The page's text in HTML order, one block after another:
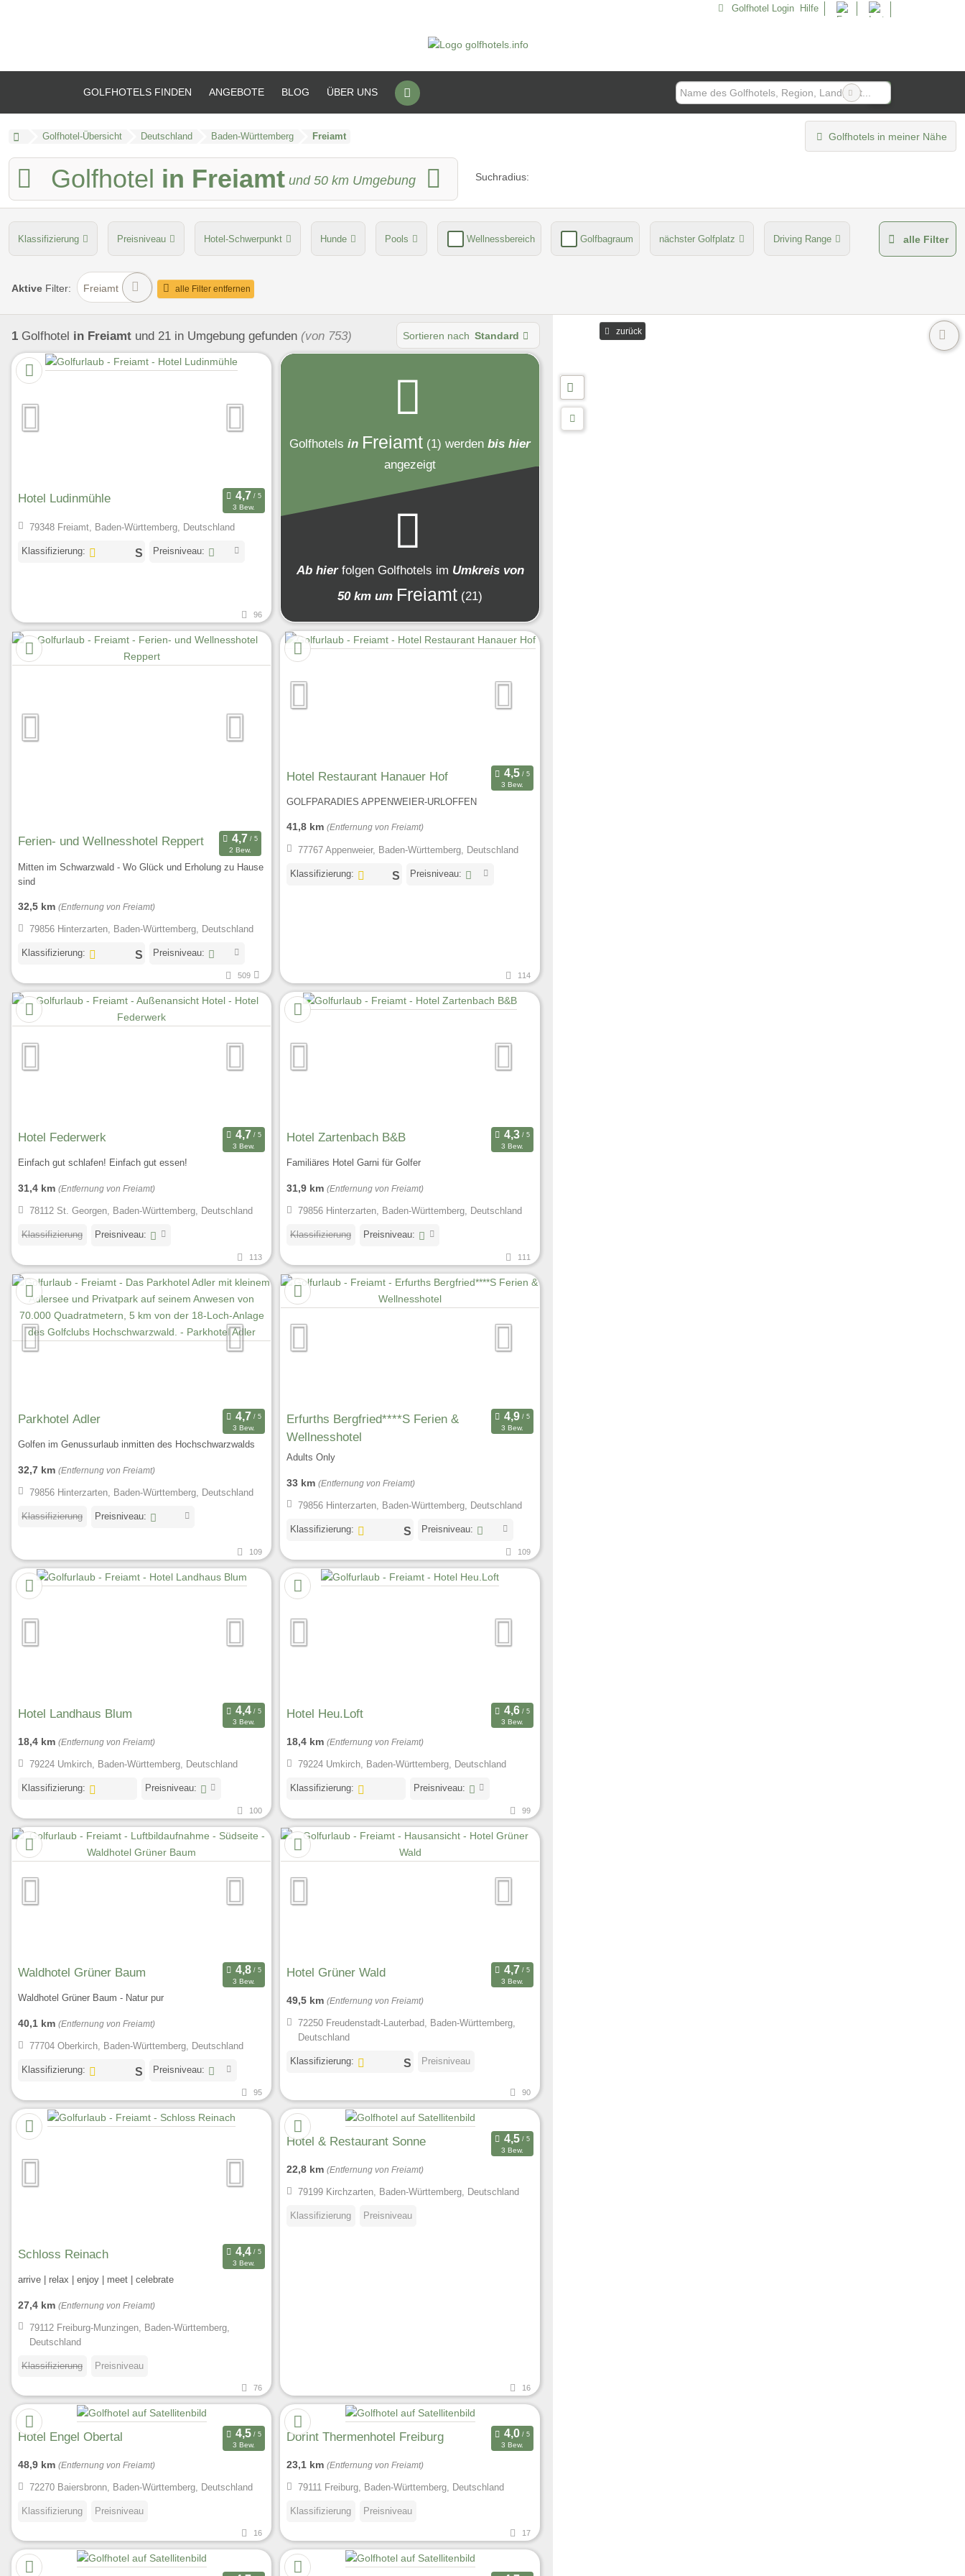
Golfhotel Login Hilfe
GOLFHOTELS FINDEN ANGEBOTE BLOG ÜBER UNS
Golfhotel-Übersicht Deutschland Baden-Württemberg Freiamt Golfhotels in meiner Nähe
Golfhotel in Freiamt und 50 km Umgebung Suchradius:
Klassifizierung Preisniveau Hotel-Schwerpunkt Hunde Pools Wellnessbereich Golfbagraum nächster Golfplatz Driving Range
Golfanlage Umgebungsschwerpunkt
alle Filter
Aktive Filter: Freiamt alle Filter entfernen
1 Golfhotel in Freiamt und 21 in Umgebung gefunden (von 753) Sortieren nach Standard
Hotel Ludinmühle
3 Bew.
79348 Freiamt, Baden-Württemberg, Deutschland
Klassifizierung: Preisniveau:
96
Golfhotels in Freiamt (1) werden bis hier
angezeigt
Ab hier folgen Golfhotels im Umkreis von
50 km um Freiamt (21)
Ferien- und Wellnesshotel Reppert
2 Bew.
Mitten im Schwarzwald - Wo Glück und Erholung zu Hause
sind
32,5 km (Entfernung von Freiamt)
79856 Hinterzarten, Baden-Württemberg, Deutschland
Klassifizierung: Preisniveau:
509
Hotel Restaurant Hanauer Hof
3 Bew.
GOLFPARADIES APPENWEIER-URLOFFEN
41,8 km (Entfernung von Freiamt)
77767 Appenweier, Baden-Württemberg, Deutschland
Klassifizierung: Preisniveau:
114
Hotel Federwerk
3 Bew.
Einfach gut schlafen! Einfach gut essen!
31,4 km (Entfernung von Freiamt)
78112 St. Georgen, Baden-Württemberg, Deutschland
Klassifizierung Preisniveau:
113
Hotel Zartenbach B&B
3 Bew.
Familiäres Hotel Garni für Golfer
31,9 km (Entfernung von Freiamt)
79856 Hinterzarten, Baden-Württemberg, Deutschland
Klassifizierung Preisniveau:
111
Parkhotel Adler
3 Bew.
Golfen im Genussurlaub inmitten des Hochschwarzwalds
32,7 km (Entfernung von Freiamt)
79856 Hinterzarten, Baden-Württemberg, Deutschland
Klassifizierung Preisniveau:
109
Erfurths Bergfried****S Ferien &
Wellnesshotel
3 Bew.
Adults Only
33 km (Entfernung von Freiamt)
79856 Hinterzarten, Baden-Württemberg, Deutschland
Klassifizierung: Preisniveau:
109
Hotel Landhaus Blum
3 Bew.
18,4 km (Entfernung von Freiamt)
79224 Umkirch, Baden-Württemberg, Deutschland
Klassifizierung: Preisniveau:
100
Hotel Heu.Loft
3 Bew.
18,4 km (Entfernung von Freiamt)
79224 Umkirch, Baden-Württemberg, Deutschland
Klassifizierung: Preisniveau:
99
Waldhotel Grüner Baum
3 Bew.
Waldhotel Grüner Baum - Natur pur
40,1 km (Entfernung von Freiamt)
77704 Oberkirch, Baden-Württemberg, Deutschland
Klassifizierung: Preisniveau:
95
Hotel Grüner Wald
3 Bew.
49,5 km (Entfernung von Freiamt)
72250 Freudenstadt-Lauterbad, Baden-Württemberg,
Deutschland
Klassifizierung: Preisniveau
90
Schloss Reinach
3 Bew.
arrive | relax | enjoy | meet | celebrate
27,4 km (Entfernung von Freiamt)
79112 Freiburg-Munzingen, Baden-Württemberg,
Deutschland
Klassifizierung Preisniveau
76
Hotel & Restaurant Sonne
3 Bew.
22,8 km (Entfernung von Freiamt)
79199 Kirchzarten, Baden-Württemberg, Deutschland
Klassifizierung Preisniveau
16
Hotel Engel Obertal
3 Bew.
48,9 km (Entfernung von Freiamt)
72270 Baiersbronn, Baden-Württemberg, Deutschland
Klassifizierung Preisniveau
16
Dorint Thermenhotel Freiburg
3 Bew.
23,1 km (Entfernung von Freiamt)
79111 Freiburg, Baden-Württemberg, Deutschland
Klassifizierung Preisniveau
17
zurück